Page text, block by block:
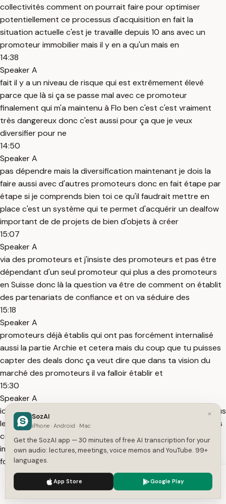
collectivités comment on pourrait faire pour optimiser
potentiellement ce processus d'acquisition en fait la
situation actuelle c'est je travaille depuis 10 ans avec un
promoteur immobilier mais il y en a qu'un mais en
14:38
Speaker A
fait il y a un niveau de risque qui est extrêmement élevé
parce que là si ça se passe mal avec ce promoteur
finalement qui m'a maintenu à Flo ben c'est c'est vraiment
très dangereux donc c'est aussi pour ça que je veux
diversifier pour ne
14:50
Speaker A
pas dépendre mais la diversification maintenant je dois la
faire aussi avec d'autres promoteurs donc en fait étape par
étape si je comprends bien toi ce qu'il faudrait mettre en
place c'est un système qui te permet d'acquérir un dealfow
important de de projets de bien d'objets à créer
15:07
Speaker A
via des promoteurs et j'insiste des promoteurs et pas être
dépendant d'un seul promoteur qui plus a des promoteurs
en Suisse donc là la question va être de comment on établit
des partenariats de confiance et on va séduire des
15:18
Speaker A
promoteurs déjà établis qui ont pas forcément internalisé
aussi la partie Archie et cetera mais du coup que tu puisses
capter des deals donc ça veut dire que dans ta vision du
marché des promoteurs il va falloir établir et
15:30
Speaker A
identifier un segment oui on va pas se dire on va choper tous
les promoteurs on va choper les promoteurs en Suisse dans
cette région sur ce type de bien à hauteur de projet
imaginons entre 1 et 10 millions de francs par exemple une
fois que tu auras établi ça tu as ton abatar cible et de là en
fait on sait
15:48
Speaker A
We use cookies to enhance your experience.
×
SozAI
iPhone · Android · Mac
Get the SozAI app — 30 minutes of free AI transcription for your
own audio: lectures, meetings, voice memos and YouTube. 99+
languages.
App Store Google Play